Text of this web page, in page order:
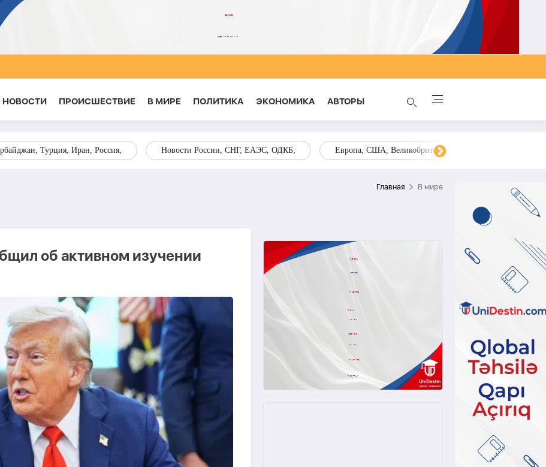
НОВОСТИ ПРОИСШЕСТВИЕ В МИРЕ ПОЛИТИКА ЭКОНОМИКА AВТОРЫ
Турция, Иран, Россия, Новости России, СНГ, ЕАЭС, ОДКБ, Европа, США, Великобритания, Украина, Запад,
Главная В мире
об активном изучении